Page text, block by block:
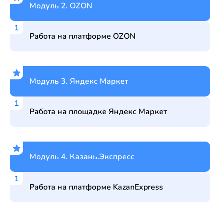
Модуль 2. OZON
Работа на платформе OZON
Модуль 3. Яндекс Маркет
Работа на площадке Яндекс Маркет
Модуль 4. Казань.Экспресс
Работа на платформе KazanExpress